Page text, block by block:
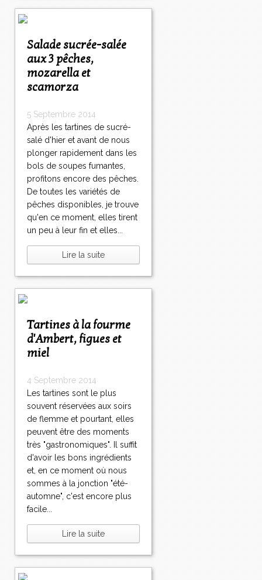
Salade sucrée-salée
aux 3 pêches,
mozarella et
scamorza
5 Septembre 2014
Après les tartines de sucré-
salé d'hier et avant de nous
plonger rapidement dans les
bols de soupes fumantes,
profitons encore des pêches.
De toutes les variétés de
pêches disponibles, je trouve
qu'en ce moment, elles tirent
un peu à leur fin et elles...
Lire la suite
Tartines à la fourme
d'Ambert, figues et
miel
4 Septembre 2014
Les tartines sont le plus
souvent réservées aux soirs
de flemme et pourtant, elles
peuvent être des moments
très "gastronomiques". Il suffit
d'avoir les bons ingrédients
et, en ce moment où nous
sommes à la jonction "été-
automne", c'est encore plus
facile...
Lire la suite